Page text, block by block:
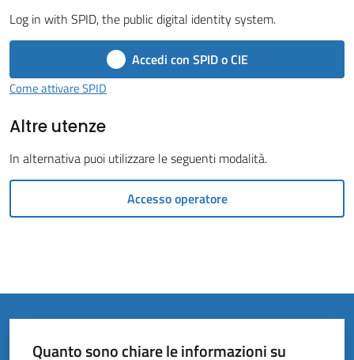
il
Amministrazione
Trasparente
Tutti
Log in with SPID, the public digital identity system.
Accedi con SPID o CIE
Come attivare SPID
Altre utenze
In alternativa puoi utilizzare le seguenti modalità.
Accesso operatore
Quanto sono chiare le informazioni su